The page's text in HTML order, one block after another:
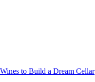
to Build a Dream Cellar